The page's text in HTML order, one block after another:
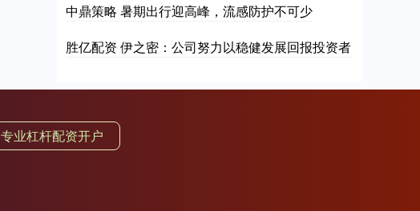
中鼎策略 暑期出行迎高峰，流感防护不可少
胜亿配资 伊之密：公司努力以稳健发展回报投资者
专业杠杆配资开户